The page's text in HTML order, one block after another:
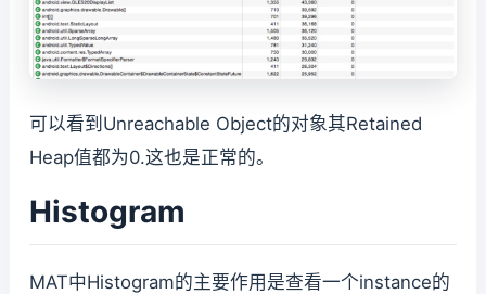
可以看到Unreachable Object的对象其Retained
Heap值都为0.这也是正常的。
Histogram
MAT中Histogram的主要作用是查看一个instance的